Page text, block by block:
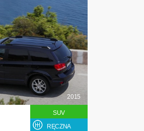
2015
SUV
RĘCZNA